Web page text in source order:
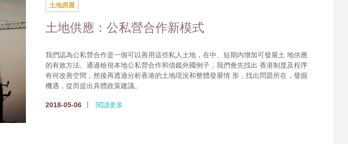
土地房屋
土地供應：公私營合作新模式
我們認為公私營合作是一個可以善用這些私人土地，在中、短期内增加可發展土 地供應
的有效方法。通過檢視本地公私營合作和借鑑外國例子，我們會先找出 香港制度及程序
有何改善空間，然後再透過分析香港的土地現況和整體發展情 形，找出問題所在，發掘
機遇，從而提出具體政策建議。
2018-05-06 閱讀更多